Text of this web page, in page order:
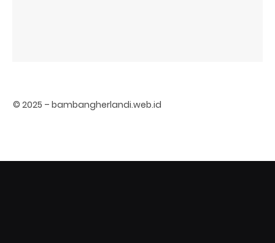
© 2025 – bambangherlandi.web.id